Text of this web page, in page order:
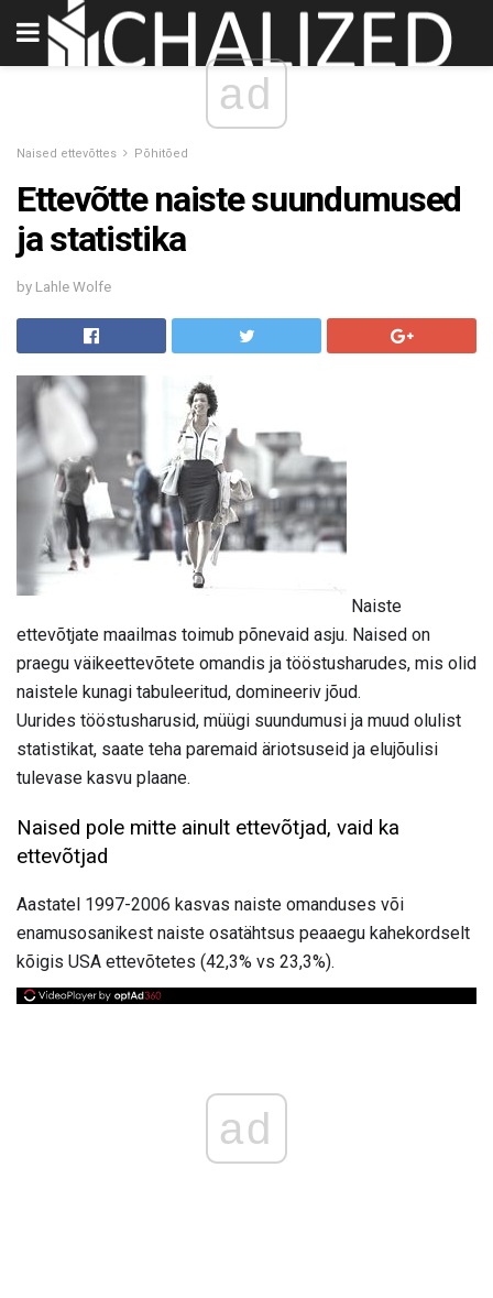
ad
Naised ettevõttes Põhitõed
Ettevõtte naiste suundumused
ja statistika
by Lahle Wolfe
Naiste
ettevõtjate maailmas toimub põnevaid asju. Naised on
praegu väikeettevõtete omandis ja tööstusharudes, mis olid
naistele kunagi tabuleeritud, domineeriv jõud.
Uurides tööstusharusid, müügi suundumusi ja muud olulist
statistikat, saate teha paremaid äriotsuseid ja elujõulisi
tulevase kasvu plaane.
Naised pole mitte ainult ettevõtjad, vaid ka
ettevõtjad
Aastatel 1997-2006 kasvas naiste omanduses või
enamusosanikest naiste osatähtsus peaaegu kahekordselt
kõigis USA ettevõtetes (42,3% vs 23,3%).
ad